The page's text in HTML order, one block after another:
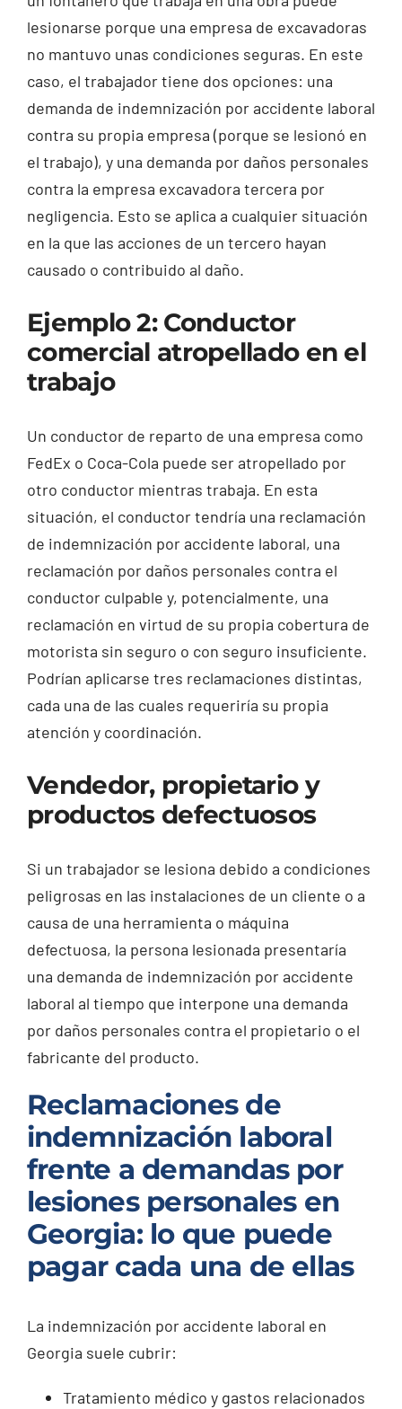
lesionarse porque una empresa de excavadoras
no mantuvo unas condiciones seguras. En este
caso, el trabajador tiene dos opciones: una
demanda de indemnización por accidente laboral
contra su propia empresa (porque se lesionó en
el trabajo), y una demanda por daños personales
contra la empresa excavadora tercera por
negligencia. Esto se aplica a cualquier situación
en la que las acciones de un tercero hayan
causado o contribuido al daño.
Ejemplo 2: Conductor
comercial atropellado en el
trabajo
Un conductor de reparto de una empresa como
FedEx o Coca-Cola puede ser atropellado por
otro conductor mientras trabaja. En esta
situación, el conductor tendría una reclamación
de indemnización por accidente laboral, una
reclamación por daños personales contra el
conductor culpable y, potencialmente, una
reclamación en virtud de su propia cobertura de
motorista sin seguro o con seguro insuficiente.
Podrían aplicarse tres reclamaciones distintas,
cada una de las cuales requeriría su propia
atención y coordinación.
Vendedor, propietario y
productos defectuosos
Si un trabajador se lesiona debido a condiciones
peligrosas en las instalaciones de un cliente o a
causa de una herramienta o máquina
defectuosa, la persona lesionada presentaría
una demanda de indemnización por accidente
laboral al tiempo que interpone una demanda
por daños personales contra el propietario o el
fabricante del producto.
Reclamaciones de
indemnización laboral
frente a demandas por
lesiones personales en
Georgia: lo que puede
pagar cada una de ellas
La indemnización por accidente laboral en
Georgia suele cubrir:
Tratamiento médico y gastos relacionados